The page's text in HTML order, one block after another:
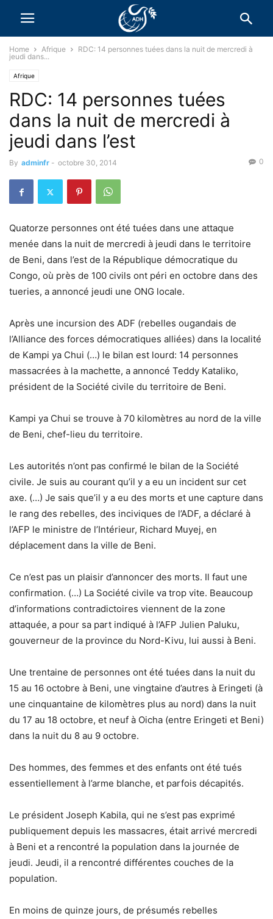
Home Afrique
RDC: 14 personnes tuées dans la nuit de mercredi à
jeudi dans...
Afrique
RDC: 14 personnes tuées
dans la nuit de mercredi à
jeudi dans l’est
By adminfr - octobre 30, 2014 0
Quatorze personnes ont été tuées dans une attaque
menée dans la nuit de mercredi à jeudi dans le territoire
de Beni, dans l’est de la République démocratique du
Congo, où près de 100 civils ont péri en octobre dans des
tueries, a annoncé jeudi une ONG locale.
Après une incursion des ADF (rebelles ougandais de
l’Alliance des forces démocratiques alliées) dans la localité
de Kampi ya Chui (…) le bilan est lourd: 14 personnes
massacrées à la machette, a annoncé Teddy Kataliko,
président de la Société civile du territoire de Beni.
Kampi ya Chui se trouve à 70 kilomètres au nord de la ville
de Beni, chef-lieu du territoire.
Les autorités n’ont pas confirmé le bilan de la Société
civile. Je suis au courant qu’il y a eu un incident sur cet
axe. (…) Je sais que’il y a eu des morts et une capture dans
le rang des rebelles, des inciviques de l’ADF, a déclaré à
l’AFP le ministre de l’Intérieur, Richard Muyej, en
déplacement dans la ville de Beni.
Ce n’est pas un plaisir d’annoncer des morts. Il faut une
confirmation. (…) La Société civile va trop vite. Beaucoup
d’informations contradictoires viennent de la zone
attaquée, a pour sa part indiqué à l’AFP Julien Paluku,
gouverneur de la province du Nord-Kivu, lui aussi à Beni.
Une trentaine de personnes ont été tuées dans la nuit du
15 au 16 octobre à Beni, une vingtaine d’autres à Eringeti (à
une cinquantaine de kilomètres plus au nord) dans la nuit
du 17 au 18 octobre, et neuf à Oicha (entre Eringeti et Beni)
dans la nuit du 8 au 9 octobre.
Des hommes, des femmes et des enfants ont été tués
essentiellement à l’arme blanche, et parfois décapités.
Le président Joseph Kabila, qui ne s’est pas exprimé
publiquement depuis les massacres, était arrivé mercredi
à Beni et a rencontré la population dans la journée de
jeudi. Jeudi, il a rencontré différentes couches de la
population.
En moins de quinze jours, de présumés rebelles